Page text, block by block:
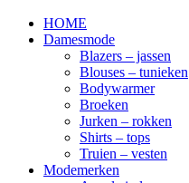
HOME
Damesmode
Blazers – jassen
Blouses – tunieken
Bodywarmer
Broeken
Jurken – rokken
Shirts – tops
Truien – vesten
Modemerken